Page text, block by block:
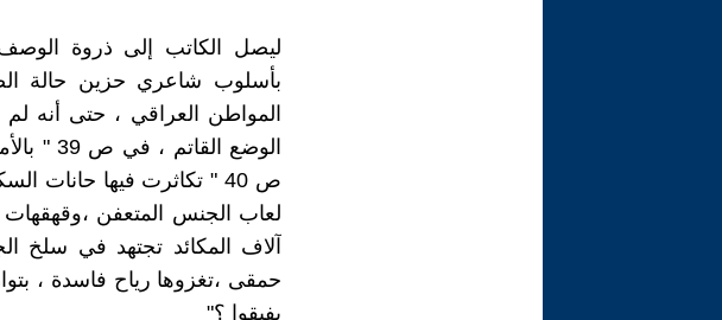
بأسلوب شاعري حزين حالة
المواطن العراقي ، حتى أنه
الوضع
ص 40 " تكاثرت فيها حانات
لعاب الجنس المتعفن
آلاف المكائد تجتهد في سلخ
حمقى ،تغزوها رياح فاسدة ،
يفيقوا ؟"